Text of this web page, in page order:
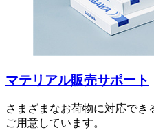
マテリアル販売サポート
さまざまなお荷物に対応で
ご用意しています。